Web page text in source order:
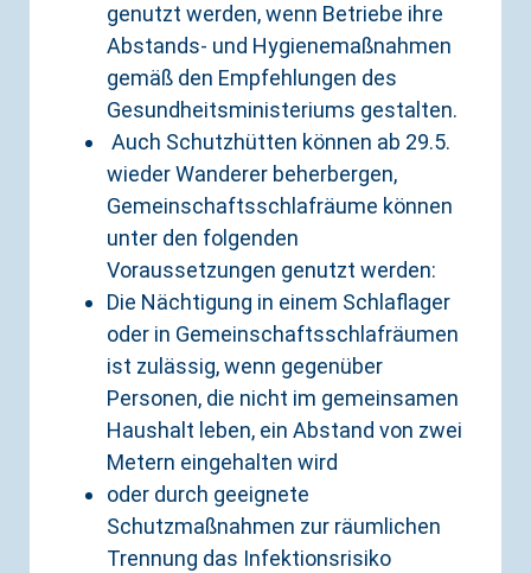
genutzt werden, wenn Betriebe ihre
Abstands- und Hygienemaßnahmen
gemäß den Empfehlungen des
Gesundheitsministeriums gestalten.
Auch Schutzhütten können ab 29.5.
wieder Wanderer beherbergen,
Gemeinschaftsschlafräume können
unter den folgenden
Voraussetzungen genutzt werden:
Die Nächtigung in einem Schlaflager
oder in Gemeinschaftsschlafräumen
ist zulässig, wenn gegenüber
Personen, die nicht im gemeinsamen
Haushalt leben, ein Abstand von zwei
Metern eingehalten wird
oder durch geeignete
Schutzmaßnahmen zur räumlichen
Trennung das Infektionsrisiko